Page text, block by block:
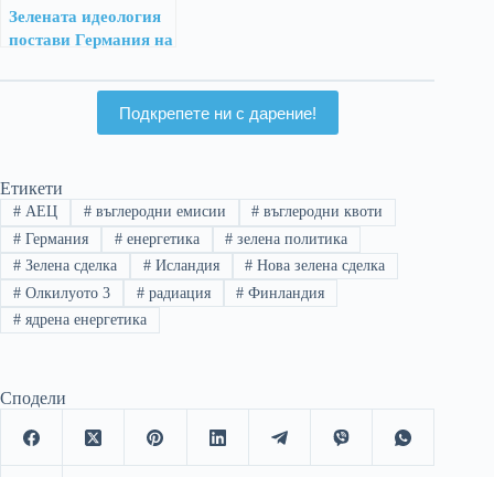
Зелената идеология
постави Германия на
Подкрепете ни с дарение!
Етикети
#АЕЦ #въглеродни емисии # въглеродни квоти
#Германия #енергетика # зелена политика
#Зелена сделка #Исландия # Нова зелена сделка
#Олкилуото 3 #радиация # Финландия
#ядрена енергетика
Сподели